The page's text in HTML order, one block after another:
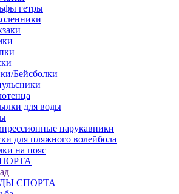
гетры
Бейсболки
для воды
нарукавники
для пляжного волейбола
на пояс
СПОРТА